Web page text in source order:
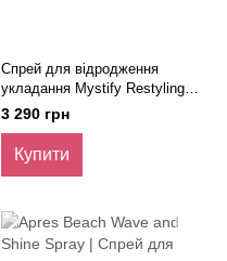
Спрей для відродження
укладання Mystify Restyling
Spray, 175 мл
3 290 грн
Купити